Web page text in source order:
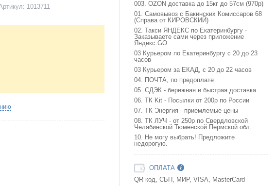
1013711
003. OZON доставка до 15кг до 57см (970р)
01. Самовывоз с Бакинских Комиссаров 68
(Справа от КИРОВСКИЙ)
02. Такси ЯНДЕКС по Екатеринбургу -
Заказываете сами через приложение
Яндекс.GO
03 Курьером по Екатеринбургу с 20 до 23
часов
03 Курьером за ЕКАД, с 20 до 22 часов
04. ПОЧТА, по предоплате
05. СДЭК - бережная и быстрая доставка
06. ТК Kit - Посылки от 200р по России
07. ТК Энергия - приемлемые цены
08. ТК ЛУЧ - от 250р по Свердловской
Челябинской Тюменской Пермской обл.
10. Не могу выбрать! Предложите
недорогую.
ОПЛАТА
QR код, СБП, МИР, VISA, MasterCard